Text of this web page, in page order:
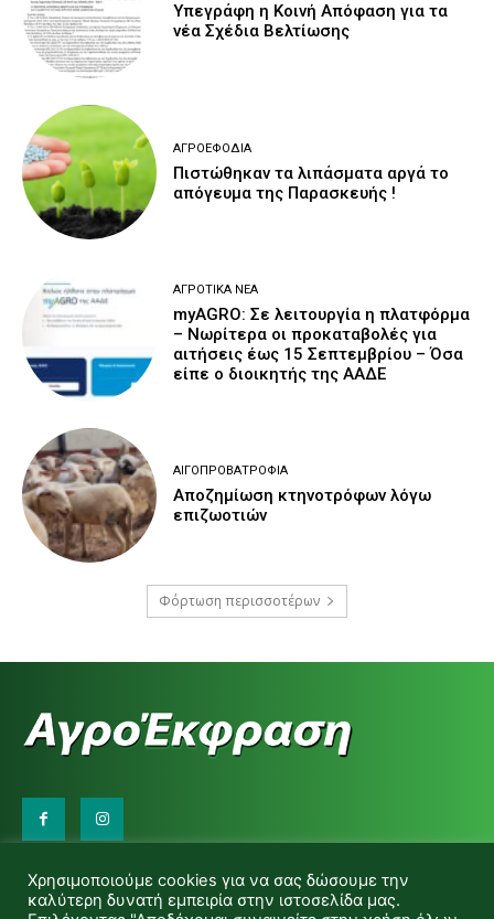
Υπεγράφη η Κοινή Απόφαση για τα
νέα Σχέδια Βελτίωσης
ΑΓΡΟΕΦΌΔΙΑ
Πιστώθηκαν τα λιπάσματα αργά το
απόγευμα της Παρασκευής !
ΑΓΡΟΤΙΚΆ ΝΈΑ
myAGRO: Σε λειτουργία η πλατφόρμα
– Νωρίτερα οι προκαταβολές για
αιτήσεις έως 15 Σεπτεμβρίου – Όσα
είπε ο διοικητής της ΑΑΔΕ
ΑΙΓΟΠΡΟΒΑΤΡΟΦΊΑ
Αποζημίωση κτηνοτρόφων λόγω
επιζωοτιών
Φόρτωση περισσοτέρων
Επικοινωνήστε μαζί μας:
d.makas@yahoo.gr
info@agrofitro.gr
Χρησιμοποιούμε cookies για να σας δώσουμε την
καλύτερη δυνατή εμπειρία στην ιστοσελίδα μας.